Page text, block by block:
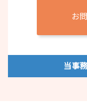
お
当事